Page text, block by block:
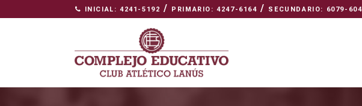
INICIAL: 4241-5192 / PRIMARIO: 4247-6164 / SECUNDARIO: 6079-